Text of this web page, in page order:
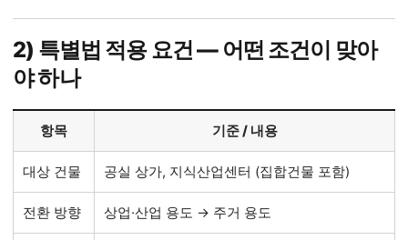
2) 특별법 적용 요건 — 어떤 조건이 맞아
야 하나
항목 기준 / 내용
대상 건물 공실 상가, 지식산업센터 (집합건물 포함)
전환 방향 상업·산업 용도 → 주거 용도